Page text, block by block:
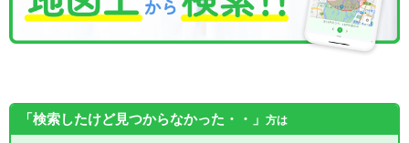
「検索したけど見つからなかった・・」 方は